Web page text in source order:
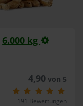
6.000 kg
4,90 von 5
191 Bewertungen